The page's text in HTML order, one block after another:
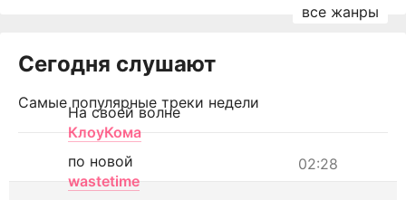
Сегодня слушают
Самые популярные треки недели
На своей волне
КлоуКома
02:28
по новой
wastetime